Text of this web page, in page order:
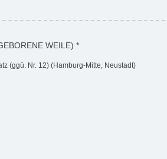
WEILE) *
(ggü. Nr. 12) (Hamburg-Mitte, Neustadt)